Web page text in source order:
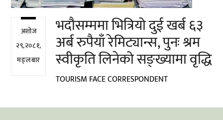
अशोज
२९,२०८१,
मङ्लबार
भदौसम्ममा भित्रियो दुई खर्ब ६३
अर्ब रुपैयाँ रेमिट्यान्स, पुनः श्रम
स्वीकृति लिनेको सङ्ख्यामा वृद्धि
TOURISM FACE CORRESPONDENT